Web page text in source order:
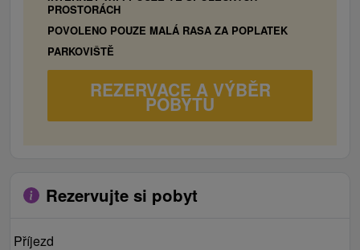
jednolôžková posteľ), terasa, pohovka, TV,
WiFi, kúpeľňa bez toalety, samostatná toaleta,
kuchynský kút (mikrovlnná rúra, rýchlovarná
PROSTORÁCH
POVOLENO POUZE MALÁ RASA ZA POPLATEK
PARKOVIŠTĚ
REZERVACE A VÝBĚR
POBYTU
Rezervujte si pobyt
Příjezd